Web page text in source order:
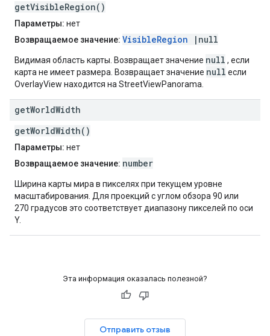
getVisibleRegion()
Параметры: нет
Возвращаемое значение: VisibleRegion |null
Видимая область карты. Возвращает значение null , если
карта не имеет размера. Возвращает значение null если
OverlayView находится на StreetViewPanorama.
getWorldWidth
getWorldWidth()
Параметры: нет
Возвращаемое значение: number
Ширина карты мира в пикселях при текущем уровне
масштабирования. Для проекций с углом обзора 90 или
270 градусов это соответствует диапазону пикселей по оси
Y.
Эта информация оказалась полезной?
Отправить отзыв